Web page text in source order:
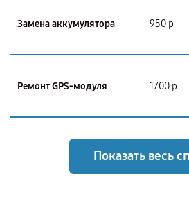
Замена аккумулятора 950 р
Ремонт GPS-модуля 1700 р
Показать весь